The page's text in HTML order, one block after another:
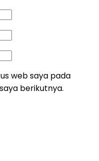
web saya pada
berikutnya.